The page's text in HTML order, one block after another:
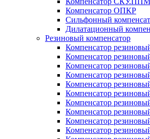
Компенсатор ОПКР
Сильфонный
Дилатационный
Резиновый компенсатор
Компенсатор
Компенсатор
Компенсатор
Компенсатор
Компенсатор
Компенсатор
Компенсатор
Компенсатор
Компенсатор
Компенсатор